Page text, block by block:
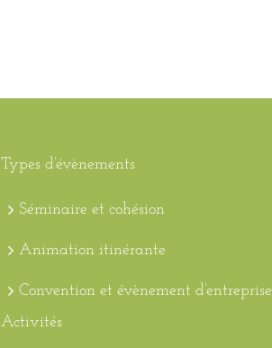
Types d’évènements
Séminaire et cohésion
Animation itinérante
Convention et évènement d’entreprise
Activités